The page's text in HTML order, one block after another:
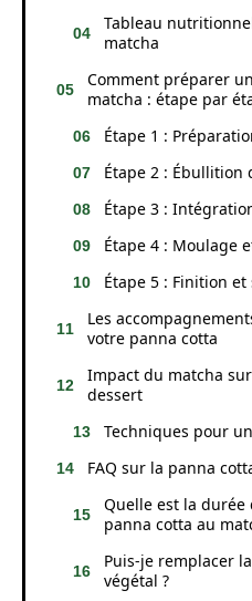
Tableau
matcha
Comment préparer
matcha : étape par
Étape 1 :
Étape 2 : Ébullition
Étape 3 :
Étape 4 : Moulage
Étape 5 : Finition et
Les
votre panna cotta
Impact du matcha
dessert
Techniques pour
FAQ sur la panna
Quelle est la durée
panna cotta au
Puis-je remplacer
végétal ?